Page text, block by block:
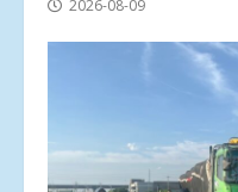
2026-08-09